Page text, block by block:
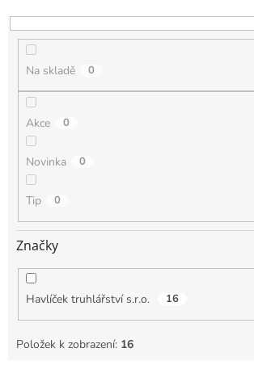
k
t
Na skladě 0
Akce 0
Novinka 0
Tip 0
Značky
Havlíček truhlářství s.r.o. 16
Položek k zobrazení: 16